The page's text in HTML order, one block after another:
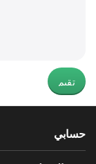
تقيم
حسابي